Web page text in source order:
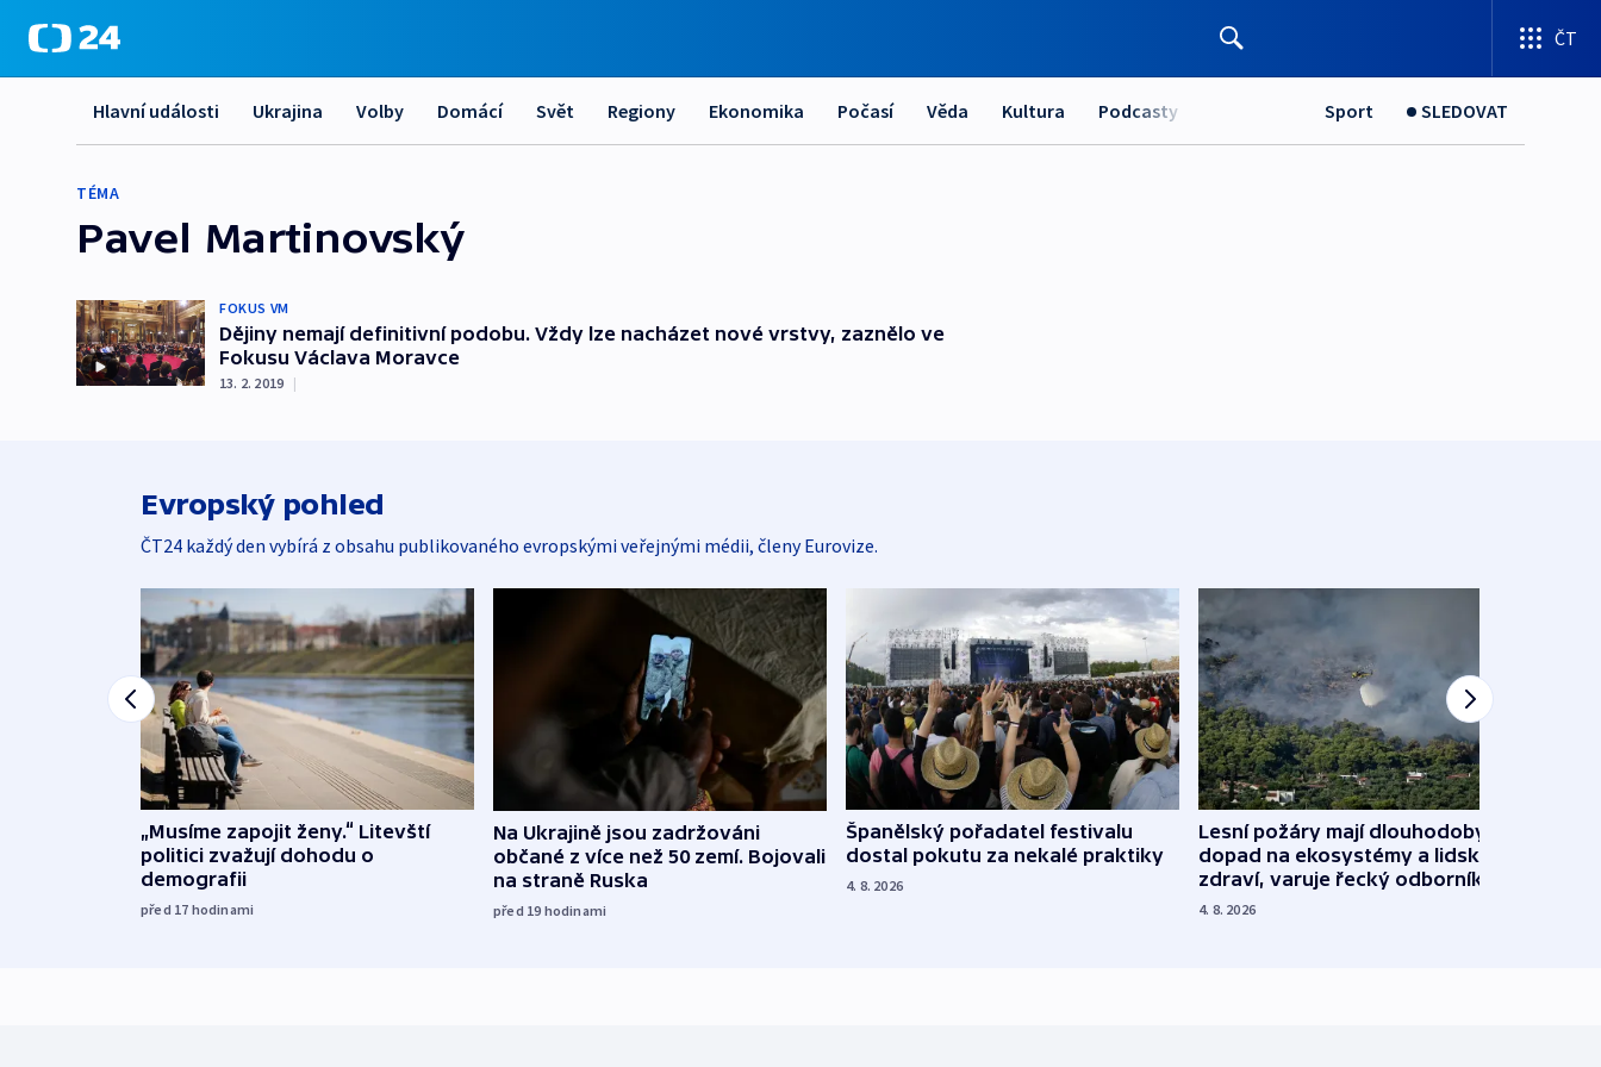
ČT
Hlavní události Ukrajina Volby Domácí Svět Regiony Ekonomika Počasí Věda Kultura Podcasty Sport SLEDOVAT
TÉMA
Pavel Martinovský
FOKUS VM
Dějiny nemají definitivní podobu. Vždy lze nacházet nové vrstvy, zaznělo ve
Fokusu Václava Moravce
13. 2. 2019 |
Evropský pohled
ČT24 každý den vybírá z obsahu publikovaného evropskými veřejnými médii, členy Eurovize.
„Musíme zapojit ženy.“ Litevští
politici zvažují dohodu o
demografii
před 17 hodinami
Na Ukrajině jsou zadržováni
občané z více než 50 zemí. Bojovali
na straně Ruska
před 19 hodinami
Španělský pořadatel festivalu
dostal pokutu za nekalé praktiky
4. 8. 2026
Lesní požáry mají dlouhodobý
dopad na ekosystémy a lidské
zdraví, varuje řecký odborník
4. 8. 2026